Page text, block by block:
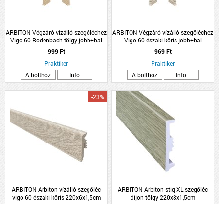
ARBITON Végzáró vízálló szegőléchez
Vigo 60 Rodenbach tölgy jobb+bal
999 Ft
Praktiker
A bolthoz
Info
ARBITON Végzáró vízálló szegőléchez
Vigo 60 északi kőris jobb+bal
969 Ft
Praktiker
A bolthoz
Info
ARBITON Arbiton vízálló szegőléc
vigo 60 északi kőris 220x6x1,5cm
-23%
ARBITON Arbiton stiq XL szegőléc
dijon tölgy 220x8x1,5cm